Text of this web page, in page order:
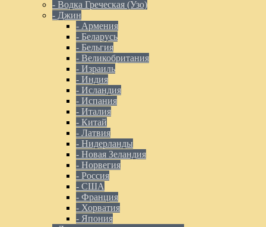
- Водка Греческая (Узо)
- Джин
- Армения
- Беларусь
- Бельгия
- Великобритания
- Израиль
- Индия
- Исландия
- Испания
- Италия
- Китай
- Латвия
- Нидерланды
- Новая Зеландия
- Норвегия
- Россия
- США
- Франция
- Хорватия
- Япония